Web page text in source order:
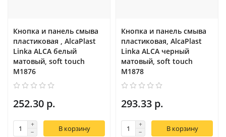
Кнопка и панель смыва
пластиковая , AlcaPlast
Linka ALCA белый
матовый, soft touch
M1876
252.30 р.
В корзину
Кнопка и панель смыва
пластиковая, AlcaPlast
Linka ALCA черный
матовый, soft touch
M1878
293.33 р.
В корзину